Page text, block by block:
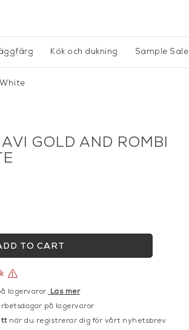
Kök och dukning Sample Sale
GOLD AND ROMBI
TO CART
lagervaror. Läs mer
på lagervaror
när du registrerar dig för vårt nyhetsbrev